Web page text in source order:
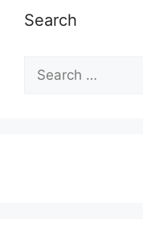
Search